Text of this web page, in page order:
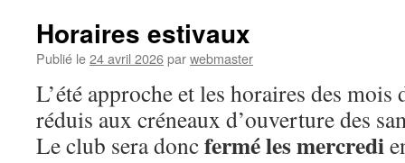
Horaires estivaux
Publié le24 avril 2026parwebmaster
L’été approche et les horaires des
réduis aux créneaux d’ouverture des
Le club sera doncfermé les mercredi